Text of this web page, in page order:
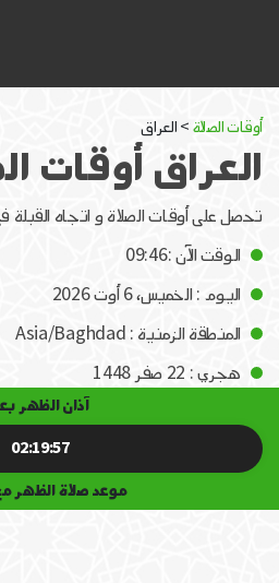
أوقات الصلاة > العراق
العراق أوقات
تحصل على أوقات الصلاة و اتجاه القبلة
الوقت الآن :09:46
اليوم : الخميس، 6 أوت 2026
المنطقة الزمنية : Asia/Baghdad
هجري : 22 صفر 1448
آذان الظهر
02:19:57
موعد صلاة الظهر